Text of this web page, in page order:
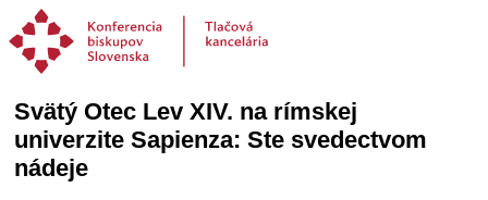
Svätý Otec Lev XIV. na rímskej
univerzite Sapienza: Ste svedectvom
nádeje